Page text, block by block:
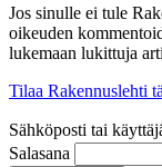
Jos sinulle ei tule
oikeuden
lukemaan lukittuja
Tilaa Rakennuslehti
Sähköposti tai
Salasana